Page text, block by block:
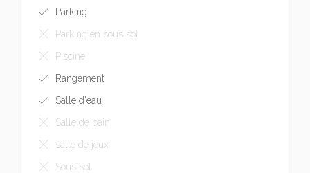
Parking
Parking en sous sol
Piscine
Rangement
Salle d'eau
Salle de bain
salle de jeux
Sous sol